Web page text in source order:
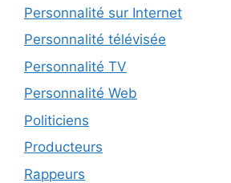
Personnalité sur Internet
Personnalité télévisée
Personnalité TV
Personnalité Web
Politiciens
Producteurs
Rappeurs